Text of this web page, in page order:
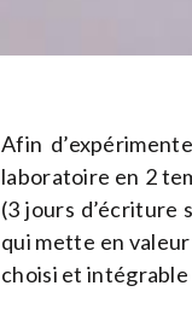
Afin
laboratoire en 2
(3 jours d’écriture
qui mette en
choisi et intégrable